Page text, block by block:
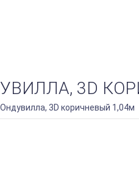
3D
3D коричневый 1,04м